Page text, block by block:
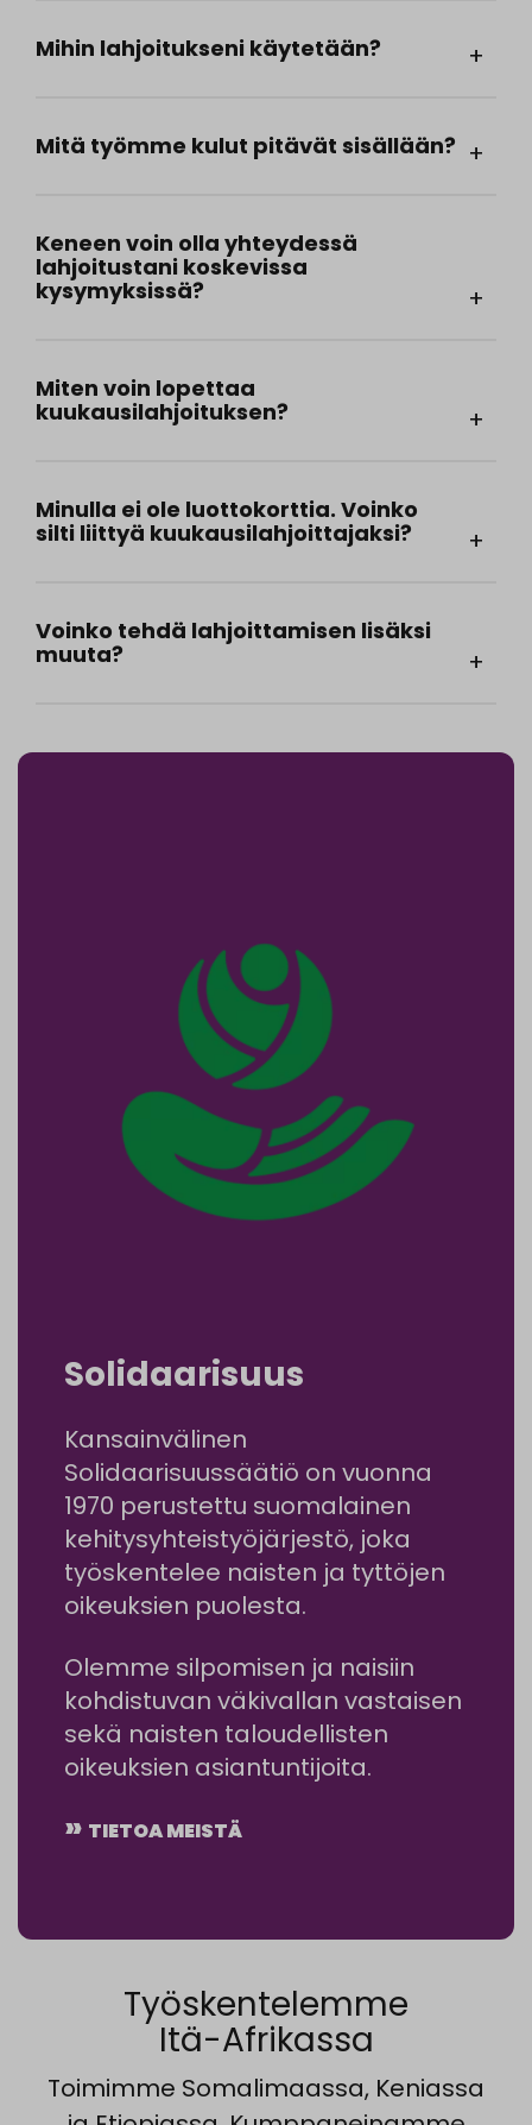
Mihin lahjoitukseni käytetään?
Mitä työmme kulut pitävät sisällään?
Keneen voin olla yhteydessä
lahjoitustani koskevissa
kysymyksissä?
Miten voin lopettaa
kuukausilahjoituksen?
Minulla ei ole luottokorttia. Voinko
silti liittyä kuukausilahjoittajaksi?
Voinko tehdä lahjoittamisen lisäksi
muuta?
Solidaarisuus
Kansainvälinen
Solidaarisuussäätiö on vuonna
1970 perustettu suomalainen
kehitysyhteistyöjärjestö, joka
työskentelee naisten ja tyttöjen
oikeuksien puolesta.
Olemme silpomisen ja naisiin
kohdistuvan väkivallan vastaisen
sekä naisten taloudellisten
oikeuksien asiantuntijoita.
TIETOA MEISTÄ
Työskentelemme
Itä-Afrikassa
Toimimme Somalimaassa, Keniassa